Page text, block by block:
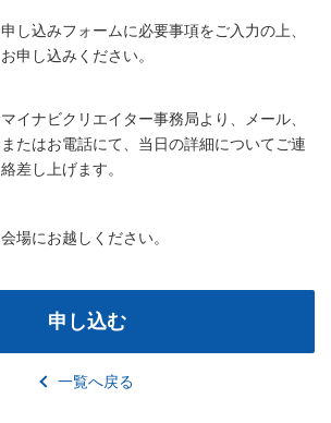
申し込みフォームに必要事項をご入力の上、
お申し込みください。
マイナビクリエイター事務局より、メール、
またはお電話にて、当日の詳細についてご連
絡差し上げます。
会場にお越しください。
申し込む
一覧へ戻る